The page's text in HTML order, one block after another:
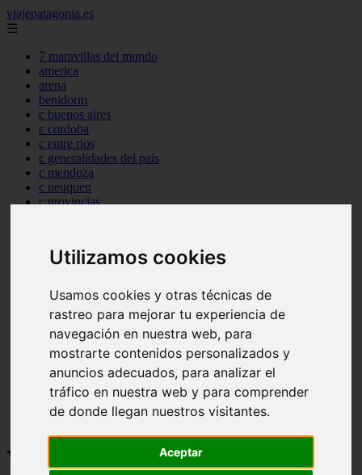
Utilizamos cookies
Usamos cookies y otras técnicas de
rastreo para mejorar tu experiencia de
navegación en nuestra web, para
mostrarte contenidos personalizados y
anuncios adecuados, para analizar el
tráfico en nuestra web y para comprender
de donde llegan nuestros visitantes.
Aceptar
viajepatagonia.es
☰
7 maravillas del mundo
america
arena
benidorm
c buenos aires
c cordoba
c entre rios
c generalidades del pais
c mendoza
c neuquen
c provincias
c tucuman
carmen
category
destinos
gijon
lanzarote
live
monumentos
naturaleza
san
tenerife
Viajes a la Patagonia